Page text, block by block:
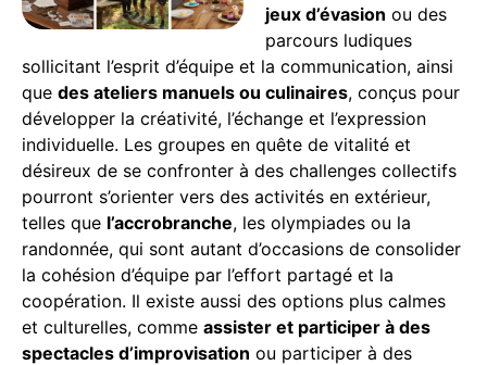
jeux d’évasion ou des
parcours ludiques
sollicitant l’esprit d’équipe et la communication, ainsi
que des ateliers manuels ou culinaires, conçus pour
développer la créativité, l’échange et l’expression
individuelle. Les groupes en quête de vitalité et
désireux de se confronter à des challenges collectifs
pourront s’orienter vers des activités en extérieur,
telles que l’accrobranche, les olympiades ou la
randonnée, qui sont autant d’occasions de consolider
la cohésion d’équipe par l’effort partagé et la
coopération. Il existe aussi des options plus calmes
et culturelles, comme assister et participer à des
spectacles d’improvisation ou participer à des